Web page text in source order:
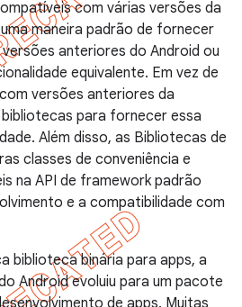
com várias versões da
maneira padrão de fornecer
anteriores do Android ou
equivalente. Em vez de
versões anteriores da
para fornecer essa
Além disso, as Bibliotecas de
classes de conveniência e
na API de framework padrão
e a compatibilidade com
biblioteca binária para apps, a
Android evoluiu para um pacote
de apps. Muitas